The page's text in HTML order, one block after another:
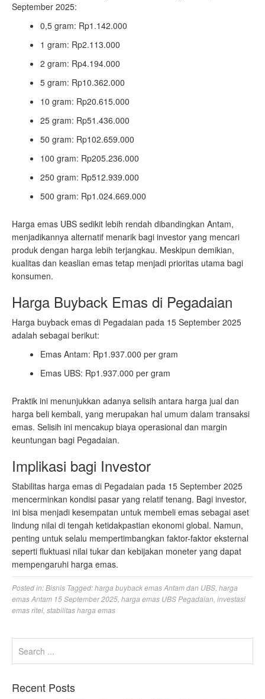
September 2025:
0,5 gram: Rp1.142.000
1 gram: Rp2.113.000
2 gram: Rp4.194.000
5 gram: Rp10.362.000
10 gram: Rp20.615.000
25 gram: Rp51.436.000
50 gram: Rp102.659.000
100 gram: Rp205.236.000
250 gram: Rp512.939.000
500 gram: Rp1.024.669.000
Harga emas UBS sedikit lebih rendah dibandingkan Antam,
menjadikannya alternatif menarik bagi investor yang mencari
produk dengan harga lebih terjangkau. Meskipun demikian,
kualitas dan keaslian emas tetap menjadi prioritas utama bagi
konsumen.
Harga Buyback Emas di Pegadaian
Harga buyback emas di Pegadaian pada 15 September 2025
adalah sebagai berikut:
Emas Antam: Rp1.937.000 per gram
Emas UBS: Rp1.937.000 per gram
Praktik ini menunjukkan adanya selisih antara harga jual dan
harga beli kembali, yang merupakan hal umum dalam transaksi
emas. Selisih ini mencakup biaya operasional dan margin
keuntungan bagi Pegadaian.
Implikasi bagi Investor
Stabilitas harga emas di Pegadaian pada 15 September 2025
mencerminkan kondisi pasar yang relatif tenang. Bagi investor,
ini bisa menjadi kesempatan untuk membeli emas sebagai aset
lindung nilai di tengah ketidakpastian ekonomi global. Namun,
penting untuk selalu mempertimbangkan faktor-faktor eksternal
seperti fluktuasi nilai tukar dan kebijakan moneter yang dapat
mempengaruhi harga emas.
Posted in:Bisnis Tagged:harga buyback emas Antam dan UBS harga
emas Antam 15 September 2025 harga emas UBS Pegadaian investasi
emas ritel stabilitas harga emas
Recent Posts